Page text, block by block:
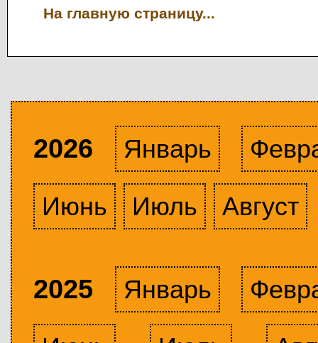
На главную страницу...
2026 Январь
Июнь
Июль Август
2025 Январь